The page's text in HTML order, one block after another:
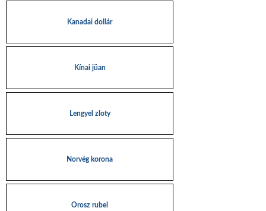
Kanadai dollár
Kínai jüan
Lengyel zloty
Norvég korona
Orosz rubel